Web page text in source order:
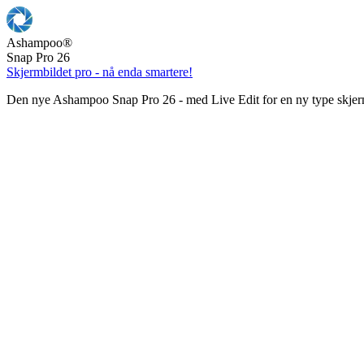
Ashampoo®
Snap Pro 26
Skjermbildet pro - nå enda smartere!
Den nye Ashampoo Snap Pro 26 - med Live Edit for en ny type